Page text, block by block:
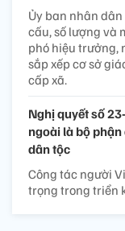
Ủy ban nhân
cấu, số lượng và
phó hiệu trưởng,
sắp xếp cơ sở
cấp xã.
Nghị quyết số
ngoài là bộ
dân tộc
Công tác người
trọng trong triển